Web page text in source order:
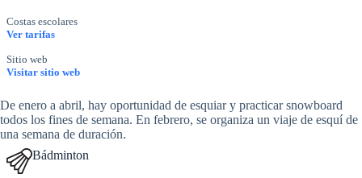
Costas escolares
Ver tarifas
Sitio web
Visitar sitio web
De enero a abril, hay oportunidad de esquiar y practicar snowboard
todos los fines de semana. En febrero, se organiza un viaje de esquí de
una semana de duración.
Bádminton